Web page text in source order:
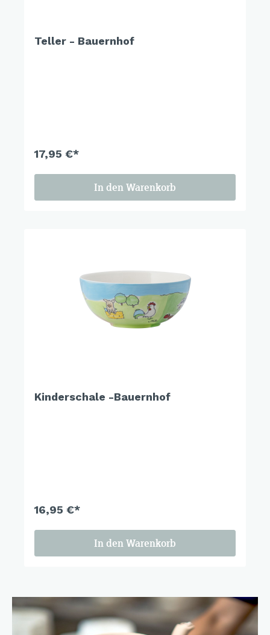
Teller - Bauernhof
17,95 €*
In den Warenkorb
Kinderschale -Bauernhof
16,95 €*
In den Warenkorb